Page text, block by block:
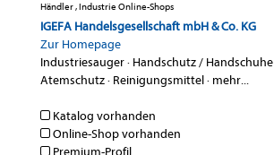
Händler , Industrie Online-Shops
IGEFA Handelsgesellschaft mbH & Co. KG
Zur Homepage
Industriesauger· Handschutz / Handschuhe
Atemschutz· Reinigungsmittel· mehr...
Katalog vorhanden
Online-Shop vorhanden